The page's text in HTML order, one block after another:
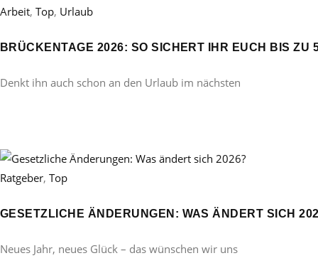
Arbeit, Top, Urlaub
BRÜCKENTAGE 2026: SO SICHERT IHR EUCH BIS ZU
Denkt ihn auch schon an den Urlaub im nächsten
Ratgeber, Top
GESETZLICHE ÄNDERUNGEN: WAS ÄNDERT SICH
Neues Jahr, neues Glück – das wünschen wir uns